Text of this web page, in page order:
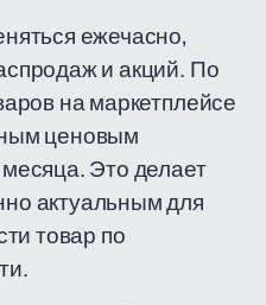
ежечасно,
и акций. По
на маркетплейсе
ценовым
Это делает
актуальным для
товар по